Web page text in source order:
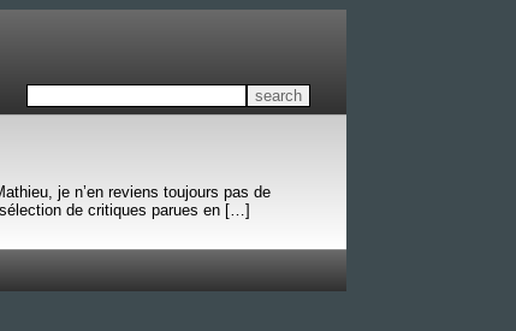
je n’en reviens toujours pas de
de critiques parues en […]